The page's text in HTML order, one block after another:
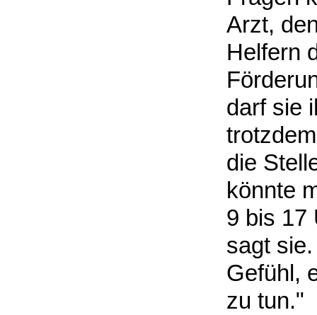
Arzt,
Helfern
darf sie
die
könnte
9 bis 17
sagt
Gefühl,
zu tun."